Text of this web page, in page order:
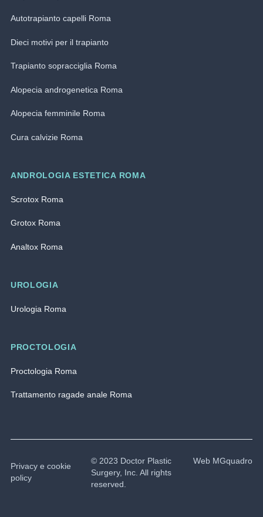
Autotrapianto capelli Roma
Dieci motivi per il trapianto
Trapianto sopracciglia Roma
Alopecia androgenetica Roma
Alopecia femminile Roma
Cura calvizie Roma
ANDROLOGIA ESTETICA ROMA
Scrotox Roma
Grotox Roma
Analtox Roma
UROLOGIA
Urologia Roma
PROCTOLOGIA
Proctologia Roma
Trattamento ragade anale Roma
Privacy e cookie
policy
© 2023 Doctor Plastic
Surgery, Inc. All rights
reserved.
Web MGquadro